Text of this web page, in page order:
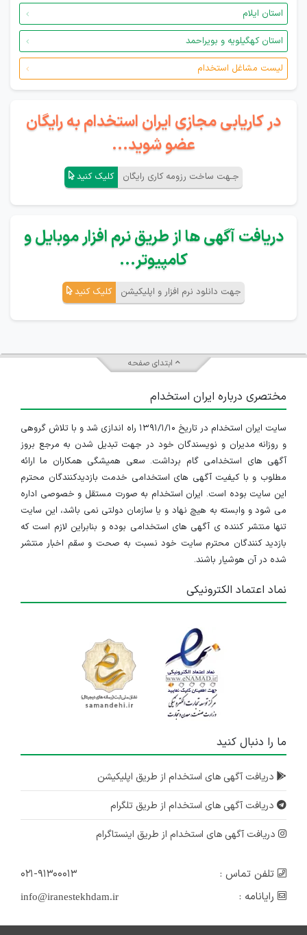
استان ایلام
استان کهگیلویه و بویراحمد
لیست مشاغل استخدام
در کاریابی مجازی ایران استخدام به رایگان
عضو شوید...
جـهت ساخت رزومه کاری رایگان کلیک کنید
دریافت آگهی ها از طریق نرم افزار موبایل و
کامپیوتر...
جهت دانلود نرم افزار و اپلیکیشن کلیک کنید
ابتدای صفحه
مختصری درباره ایران استخدام
سایت ایران استخدام در تاریخ ۱۳۹۱/۱/۱۰ راه اندازی شد و با تلاش گروهی
و روزانه مدیران و نویسندگان خود در جهت تبدیل شدن به مرجع بروز
آگهی های استخدامی گام برداشت. سعی همیشگی همکاران ما ارائه
مطلوب و با کیفیت آگهی های استخدامی خدمت بازدیدکنندگان محترم
این سایت بوده است. ایران استخدام به صورت مستقل و خصوصی اداره
می شود و وابسته به هیچ نهاد و یا سازمان دولتی نمی باشد، این سایت
تنها منتشر کننده ی آگهی های استخدامی بوده و بنابراین لازم است که
بازدید کنندگان محترم سایت خود نسبت به صحت و سقم اخبار منتشر
شده در آن هوشیار باشند.
نماد اعتماد الکترونیکی
ما را دنبال کنید
دریافت آگهی های استخدام از طریق اپلیکیشن
دریافت آگهی های استخدام از طریق تلگرام
دریافت آگهی های استخدام از طریق اینستاگرام
تلفن تماس :
۰۲۱-۹۱۳۰۰۰۱۳
رایانامه :
info@iranestekhdam.ir